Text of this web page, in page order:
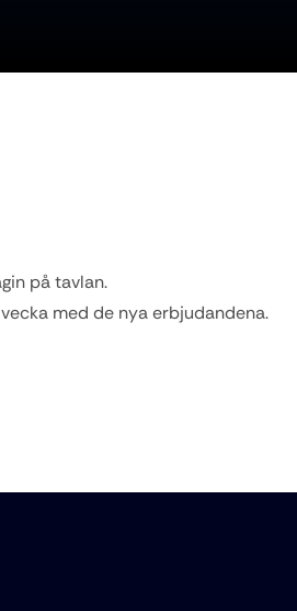
på tavlan.
med de nya erbjudandena.